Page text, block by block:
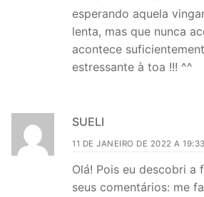
esperando aquela
lenta, mas que nunca
acontece
estressante à toa !!! ^^
SUELI
11 DE JANEIRO DE 2022 A 19:33
Olá! Pois eu descobri a
seus comentários: me